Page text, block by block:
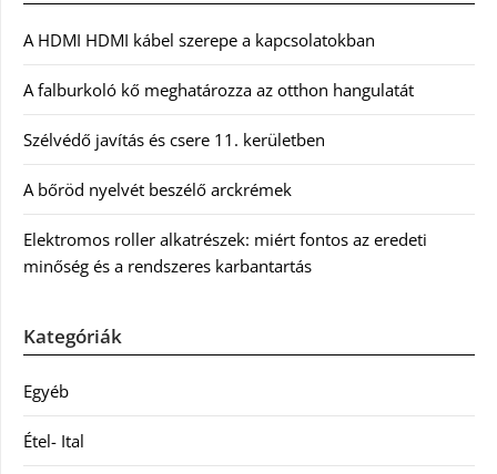
A HDMI HDMI kábel szerepe a kapcsolatokban
A falburkoló kő meghatározza az otthon hangulatát
Szélvédő javítás és csere 11. kerületben
A bőröd nyelvét beszélő arckrémek
Elektromos roller alkatrészek: miért fontos az eredeti
minőség és a rendszeres karbantartás
Kategóriák
Egyéb
Étel- Ital